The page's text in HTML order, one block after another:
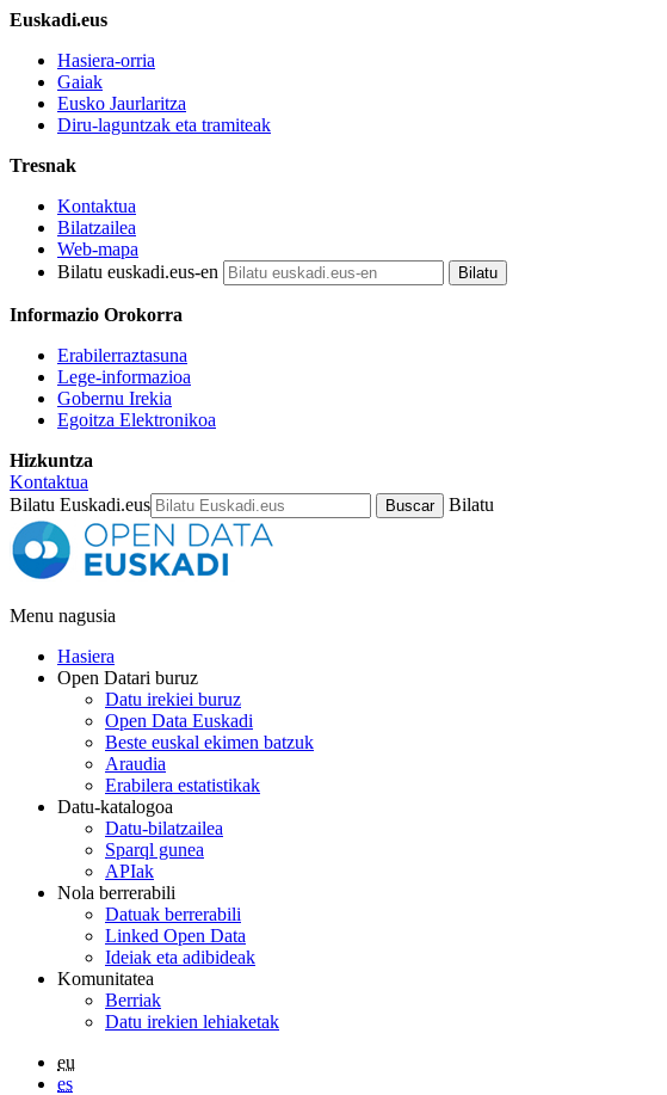
Euskadi.eus
Hasiera-orria
Gaiak
Eusko Jaurlaritza
Diru-laguntzak eta tramiteak
Tresnak
Kontaktua
Bilatzailea
Web-mapa
Bilatu euskadi.eus-en
Informazio Orokorra
Erabilerraztasuna
Lege-informazioa
Gobernu Irekia
Egoitza Elektronikoa
Hizkuntza
Kontaktua
Bilatu Euskadi.eus
Bilatu
Menu nagusia
Hasiera
Open Datari buruz
Datu irekiei buruz
Open Data Euskadi
Beste euskal ekimen batzuk
Araudia
Erabilera estatistikak
Datu-katalogoa
Datu-bilatzailea
Sparql gunea
APIak
Nola berrerabili
Datuak berrerabili
Linked Open Data
Ideiak eta adibideak
Komunitatea
Berriak
Datu irekien lehiaketak
eu
es